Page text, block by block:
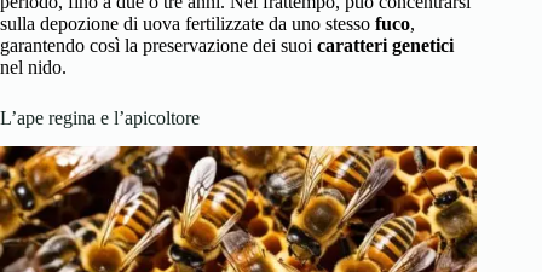
sulla depozione di uova fertilizzate da uno stesso fuco,
garantendo così la preservazione dei suoi caratteri genetici
nel nido.
L’ape regina e l’apicoltore